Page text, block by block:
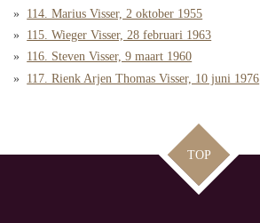
114. Marius Visser, 2 oktober 1955
115. Wieger Visser, 28 februari 1963
116. Steven Visser, 9 maart 1960
117. Rienk Arjen Thomas Visser, 10 juni 1976
TOP